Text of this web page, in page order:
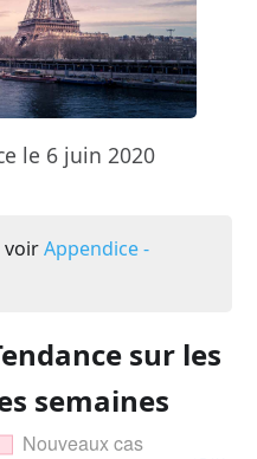
le 6 juin 2020
voirAppendice -
sur les
semaines